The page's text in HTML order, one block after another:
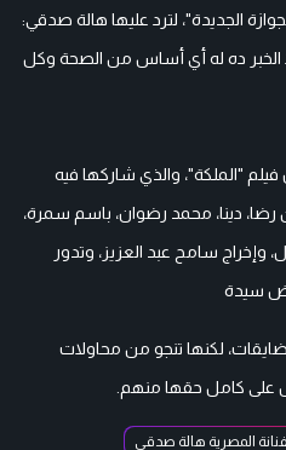
الجديدة"، لترد عليها هالة صدقي:
الخبر ده له أي أساس من الصحة وكل
"الملكة"، والذي شاركها فيه
دينا، محمد رضوان، باسم سمرة،
سامح عبد العزيز، وتدور
سيدة
لكنها تنجو من محاولات
على كامل حقها منهم.
المصرية هالة صدقي